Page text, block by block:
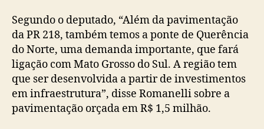
Segundo o deputado, “Além da pavimentação
da PR 218, também temos a ponte de Querência
do Norte, uma demanda importante, que fará
ligação com Mato Grosso do Sul. A região tem
que ser desenvolvida a partir de investimentos
em infraestrutura”, disse Romanelli sobre a
pavimentação orçada em R$ 1,5 milhão.